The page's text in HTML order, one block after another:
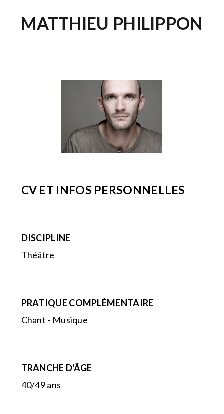
MATTHIEU PHILIPPON
CV ET INFOS PERSONNELLES
DISCIPLINE
Théâtre
PRATIQUE COMPLÉMENTAIRE
Chant - Musique
TRANCHE D'ÂGE
40/49 ans